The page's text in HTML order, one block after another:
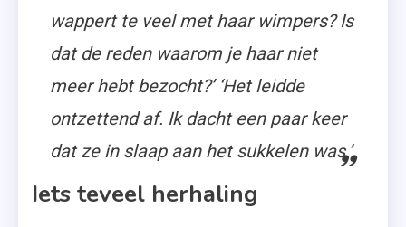
wappert te veel met haar wimpers? Is
dat de reden waarom je haar niet
meer hebt bezocht?’ ‘Het leidde
ontzettend af. Ik dacht een paar keer
dat ze in slaap aan het sukkelen was.’
Iets teveel herhaling